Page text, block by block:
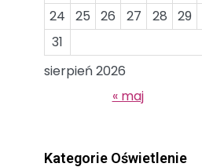
sierpień 2026
24
25 26 27 28 29
31
« maj
Kategorie Oświetlenie